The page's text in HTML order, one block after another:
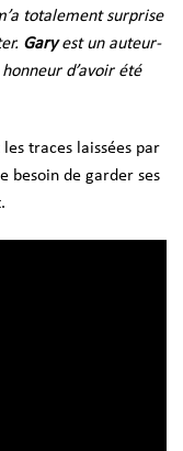
totalement surprise
Gary est un auteur-
d’avoir été
traces laissées par
besoin de garder ses